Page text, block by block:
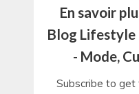
En savoir
Blog Lifestyle
- Mode,
Subscribe to